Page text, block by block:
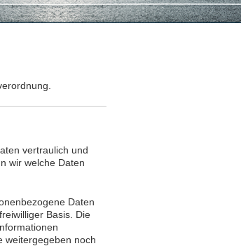
vertraulich und
wir welche Daten
Daten
Basis. Die
weitergegeben noch